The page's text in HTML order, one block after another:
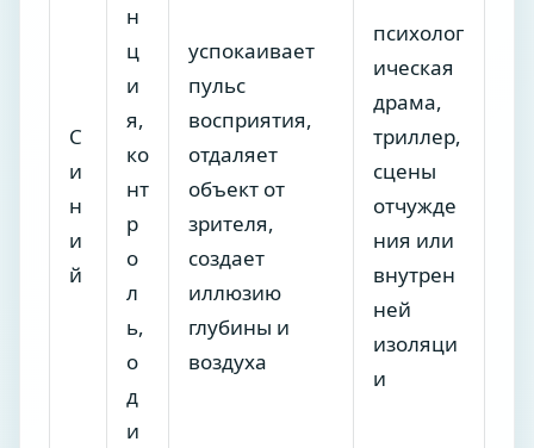
С
и
н
и
й
н
ц
и
я,
ко
нт
р
о
л
ь,
о
д
и
успокаивает
пульс
восприятия,
отдаляет
объект от
зрителя,
создает
иллюзию
глубины и
воздуха
психолог
ическая
драма,
триллер,
сцены
отчужде
ния или
внутрен
ней
изоляци
и